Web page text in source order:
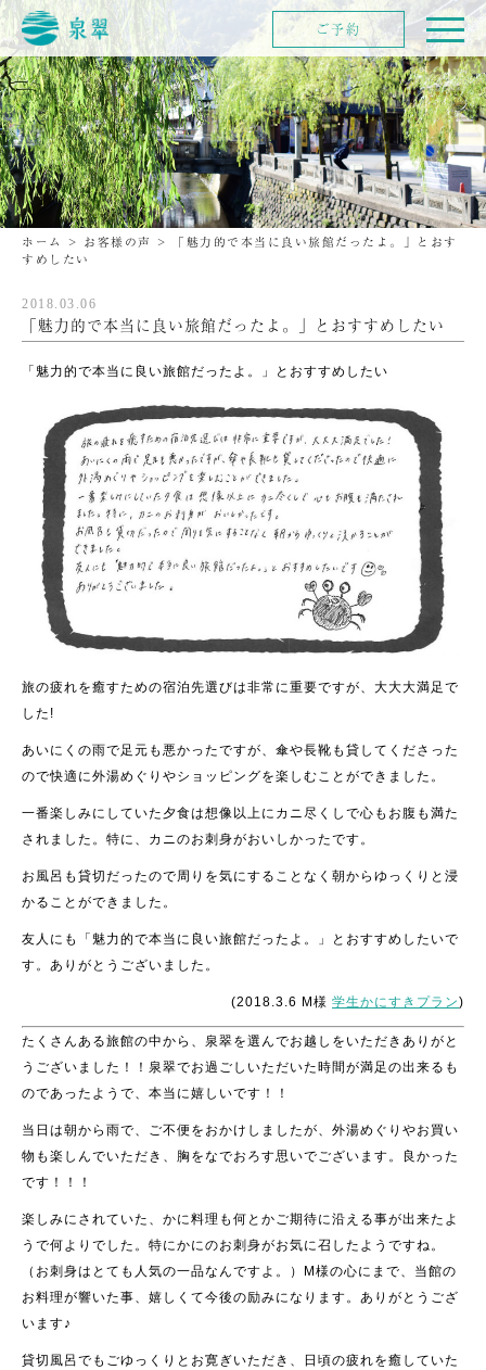
ホーム > お客様の声 >
「魅力的で本当に良い旅館だったよ。」とおす
すめしたい
2018.03.06
「魅力的で本当に良い旅館だったよ。」とおすすめしたい
「魅力的で本当に良い旅館だったよ。」とおすすめしたい
旅の疲れを癒すための宿泊先選びは非常に重要ですが、大大大満足で
した!
あいにくの雨で足元も悪かったですが、傘や長靴も貸してくださった
ので快適に外湯めぐりやショッピングを楽しむことができました。
一番楽しみにしていた夕食は想像以上にカニ尽くしで心もお腹も満た
されました。特に、カニのお刺身がおいしかったです。
お風呂も貸切だったので周りを気にすることなく朝からゆっくりと浸
かることができました。
友人にも「魅力的で本当に良い旅館だったよ。」とおすすめしたいで
す。ありがとうございました。
(2018.3.6 M様 学生かにすきプラン)
たくさんある旅館の中から、泉翠を選んでお越しをいただきありがと
うございました！！泉翠でお過ごしいただいた時間が満足の出来るも
のであったようで、本当に嬉しいです！！
当日は朝から雨で、ご不便をおかけしましたが、外湯めぐりやお買い
物も楽しんでいただき、胸をなでおろす思いでございます。良かった
です！！！
楽しみにされていた、かに料理も何とかご期待に沿える事が出来たよ
うで何よりでした。特にかにのお刺身がお気に召したようですね。
（お刺身はとても人気の一品なんですよ。）M様の心にまで、当館の
お料理が響いた事、嬉しくて今後の励みになります。ありがとうござ
います♪
貸切風呂でもごゆっくりとお寛ぎいただき、日頃の疲れを癒していた
ご予約